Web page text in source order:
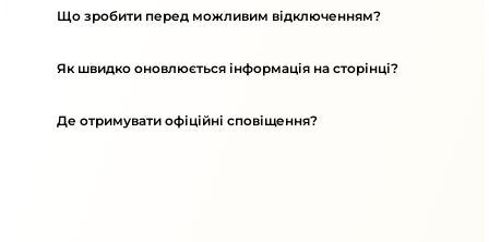
Що зробити перед можливим відключенням?
Як швидко оновлюється інформація на сторінці?
Де отримувати офіційні сповіщення?